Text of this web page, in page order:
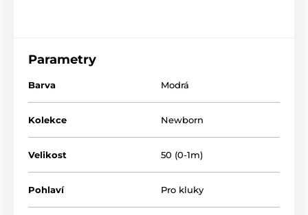
Parametry
Barva Modrá
Kolekce Newborn
Velikost 50 (0-1m)
Pohlaví Pro kluky